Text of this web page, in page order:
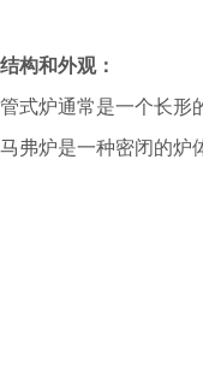
结构和外观：
管式炉通常是一个长形
马弗炉是一种密闭的炉